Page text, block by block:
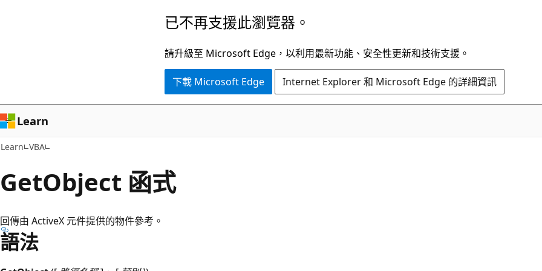
容
已不再支援此瀏覽器。
請升級至 Microsoft Edge，以利用最新功能、安全性更新和技術支援。
下載 Microsoft Edge Internet Explorer 和 Microsoft Edge 的詳細資訊
Learn
Learn VBA
GetObject 函式
回傳由 ActiveX 元件提供的物件參考。
語法